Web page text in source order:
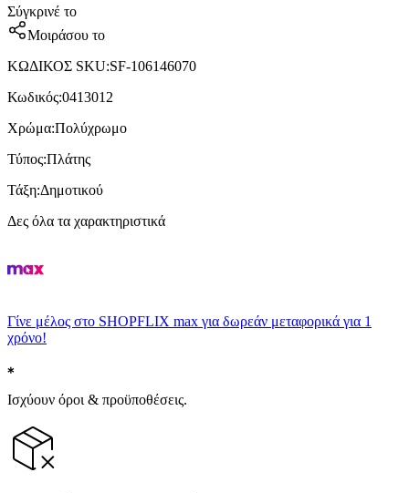
Σύγκρινέ το
Μοιράσου το
ΚΩΔΙΚΟΣ SKU:SF-106146070
Κωδικός:0413012
Χρώμα:Πολύχρωμο
Τύπος:Πλάτης
Τάξη:Δημοτικού
Δες όλα τα χαρακτηριστικά
Γίνε μέλος στο SHOPFLIX max για δωρεάν μεταφορικά για 1
χρόνο!
Ισχύουν όροι & προϋποθέσεις.